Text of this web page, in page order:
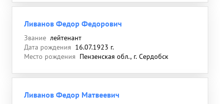
Ливанов Федор Федорович
Звание лейтенант
Дата рождения 16.07.1923 г.
Место рождения Пензенская обл., г. Сердобск
Ливанов Федор Матвеевич